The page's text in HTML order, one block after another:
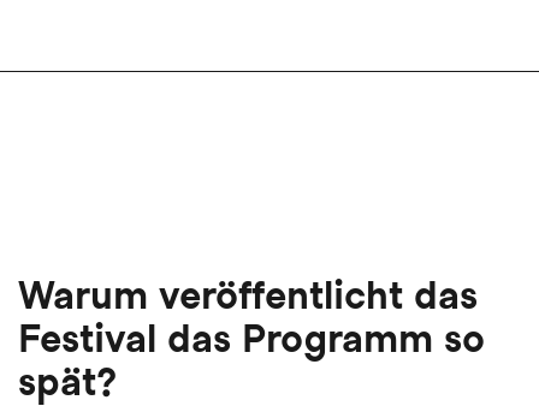
Warum veröffentlicht das
Festival das Programm so
spät?